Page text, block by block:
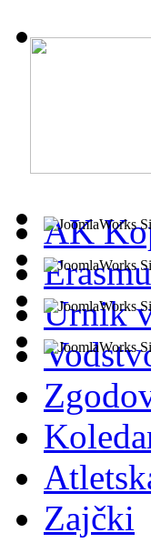
AK
Urnik
Zajčki